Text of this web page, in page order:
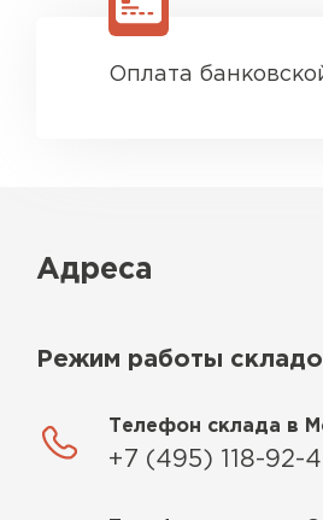
Оплата
Адреса
Режим работы
Телефон склада в
+7 (495) 118-92-